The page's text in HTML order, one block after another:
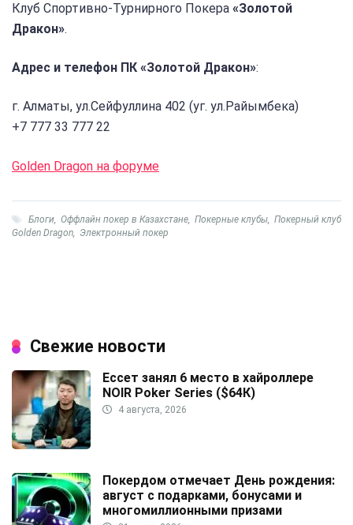
Клуб Спортивно-Турнирного Покера «Золотой
Дракон».
Адрес и телефон ПК «Золотой Дракон»:
г. Алматы, ул.Сейфуллина 402 (уг. ул.Райымбека)
+7 777 33 777 22
Golden Dragon на форуме
Блоги Оффлайн покер в Казахстане Покерные клубы Покерный клуб
Golden Dragon Электронный покер
Свежие новости
Ессет занял 6 место в хайроллере
NOIR Poker Series ($64К)
4 августа, 2026
Покердом отмечает День рождения:
август с подарками, бонусами и
многомиллионными призами